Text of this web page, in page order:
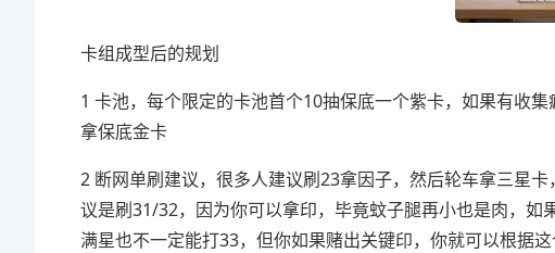
卡组成型后的规划
1 卡池，每个限定的卡池首个10抽保底一个紫卡，如果有收集
拿保底金卡
2 断网单刷建议，很多人建议刷23拿因子，然后轮车拿三星
议是刷31/32，因为你可以拿印，毕竟蚊子腿再小也是肉，
满星也不一定能打33，但你如果赌出关键印，你就可以根据